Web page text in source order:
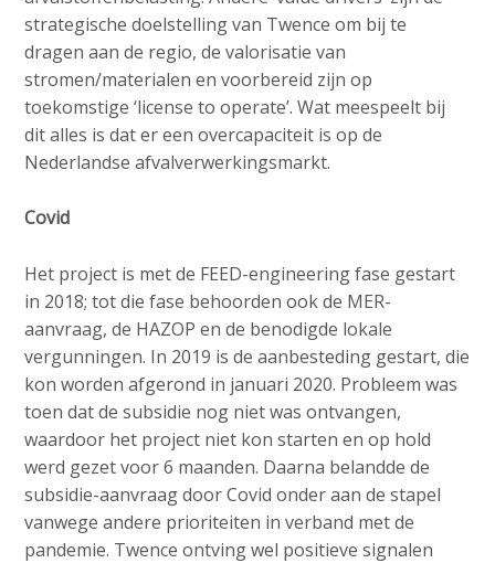
strategische doelstelling van Twence om bij te
dragen aan de regio, de valorisatie van
stromen/materialen en voorbereid zijn op
toekomstige ‘license to operate’. Wat meespeelt bij
dit alles is dat er een overcapaciteit is op de
Nederlandse afvalverwerkingsmarkt.
Covid
Het project is met de FEED-engineering fase gestart
in 2018; tot die fase behoorden ook de MER-
aanvraag, de HAZOP en de benodigde lokale
vergunningen. In 2019 is de aanbesteding gestart, die
kon worden afgerond in januari 2020. Probleem was
toen dat de subsidie nog niet was ontvangen,
waardoor het project niet kon starten en op hold
werd gezet voor 6 maanden. Daarna belandde de
subsidie-aanvraag door Covid onder aan de stapel
vanwege andere prioriteiten in verband met de
pandemie. Twence ontving wel positieve signalen